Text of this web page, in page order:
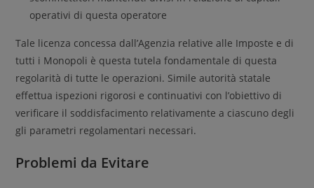
operativi di questa operatore
Tale licenza concessa dall’Agenzia relative alle Imposte e di
tutti i Monopoli è questa tutela fondamentale di questa
regolarità di tutte le operazioni. Simile autorità statale
effettua ispezioni rigorosi e continuativi con l’obiettivo di
verificare il soddisfacimento relativamente a ciascuno degli
gli parametri regolamentari necessari.
Problemi da Evitare